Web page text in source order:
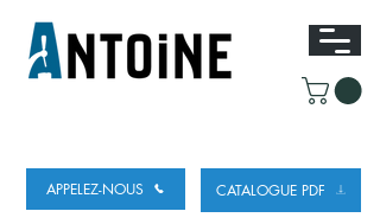
APPELEZ-NOUS CATALOGUE PDF